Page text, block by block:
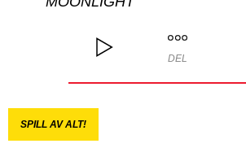
DEL
SPILL AV ALT!